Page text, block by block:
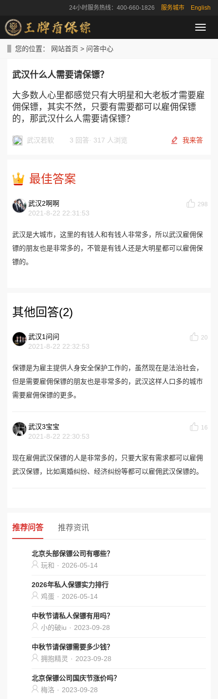
24小时服务热线：400-660-1826 服务城市 English
导
航
您的位置： 网站首页 > 问答中心
武汉什么人需要请保镖？
大多数人心里都感觉只有大明星和大老板才需要雇
佣保镖，其实不然，只要有需要都可以雇佣保镖
的，那武汉什么人需要请保镖？
武汉若软 3 回答· 317 人浏览 我来答
最佳答案
武汉2啊啊
2021-8-22 22:31:53
298
武汉是大城市，这里的有钱人和有钱人非常多，所以武汉雇佣保
镖的朋友也是非常多的，不管是有钱人还是大明星都可以雇佣保
镖的。
其他回答(2)
武汉1问问
2021-8-22 22:32:53
20
保镖是为雇主提供人身安全保护工作的，虽然现在是法治社会，
但是需要雇佣保镖的朋友也是非常多的，武汉这样人口多的城市
需要雇佣保镖的更多。
武汉3宝宝
2021-8-22 22:30:53
16
现在雇佣武汉保镖的人是非常多的，只要大家有需求都可以雇佣
武汉保镖，比如离婚纠纷、经济纠纷等都可以雇佣武汉保镖的。
推荐问答 推荐资讯
北京头部保镖公司有哪些？
玩和 · 2026-05-14
2026年私人保镖实力排行
鸡蛋 · 2026-05-14
中秋节请私人保镖有用吗？
小的破iu · 2023-09-28
中秋节请保镖需要多少钱？
拥抱精灵 · 2023-09-28
北京保镖公司国庆节涨价吗？
梅洛 · 2023-09-28